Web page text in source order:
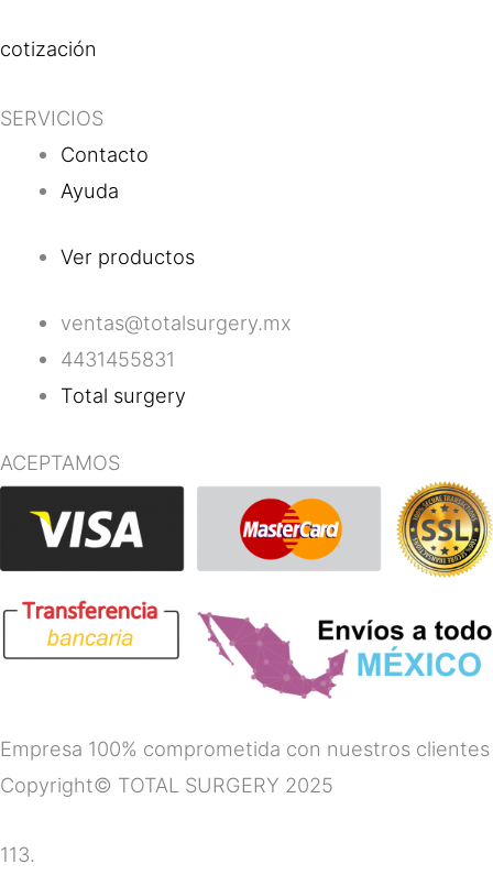
cotización
SERVICIOS
Contacto
Ayuda
Ver productos
ventas@totalsurgery.mx
4431455831
Total surgery
ACEPTAMOS
Empresa 100% comprometida con nuestros clientes
Copyright© TOTAL SURGERY 2025
113.